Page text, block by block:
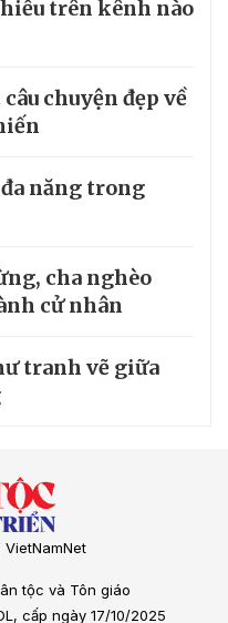
trên kênh nào
chuyện đẹp về
năng trong
cha nghèo
cử nhân
tranh vẽ giữa
tộc và Tôn giáo
cấp ngày 17/10/2025